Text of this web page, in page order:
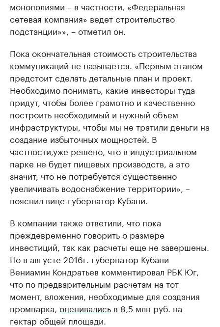
монополиями – в частности, «Федеральная
сетевая компания» ведет строительство
подстанции»», – отметил он.
Пока окончательная стоимость строительства
коммуникаций не называется. «Первым этапом
предстоит сделать детальные план и проект.
Необходимо понимать, какие инвесторы туда
придут, чтобы более грамотно и качественно
построить необходимый и нужный объем
инфраструктуры, чтобы мы не тратили деньги на
создание избыточных мощностей. В
частности,уже решено, что в индустриальном
парке не будет пищевых производств, а это
значит, что не потребуется существенно
увеличивать водоснабжение территории», –
пояснил вице-губернатор Кубани.
В компании также ответили, что пока
преждевременно говорить о размере
инвестиций, так как расчеты еще не завершены.
Но в августе 2016г. губернатор Кубани
Вениамин Кондратьев комментировал РБК Юг,
что по предварительным расчетам на тот
момент, вложения, необходимые для создания
промпарка, оценивались в 8,5 млн руб. на
гектар общей площади.